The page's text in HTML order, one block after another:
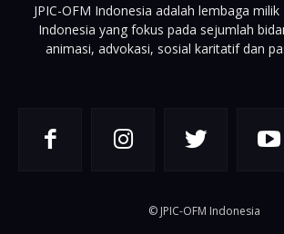
JPIC-OFM Indonesia adalah lembaga
Indonesia yang fokus pada sejumlah
animasi, advokasi, sosial karitatif dan
© JPIC-OFM Indonesia